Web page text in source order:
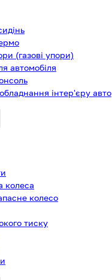
(газові упори)
автомобіля
інтер'єру авто
колеса
колесо
тиску